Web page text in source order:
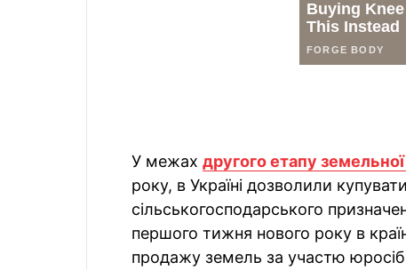
У межах другого етапу
року, в Україні дозволили
сільськогосподарського
першого тижня нового року в
продажу земель за участю